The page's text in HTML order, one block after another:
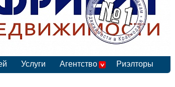
Услуги Агентство Риэлторы